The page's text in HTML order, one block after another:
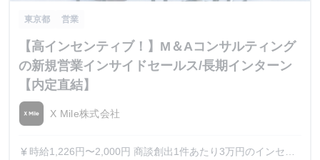
東京都 営業
【高インセンティブ！】M＆Aコンサルティング
の新規営業インサイドセールス/長期インターン
【内定直結】
X Mile株式会社
currency_yen 時給1,226円〜2,000円 商談創出1件あたり3万円のインセン